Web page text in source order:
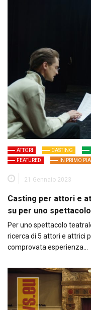
ATTORI CASTING
FEATURED
IN PRIMO
21 Gennaio 2023
Casting per attori e
su per uno
Per uno spettacolo
ricerca di 5 attori e attrici
comprovata esperienza…